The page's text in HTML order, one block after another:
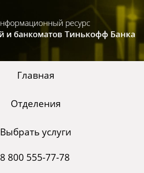
Главная
Отделения
Выбрать услуги
8 800 555-77-78